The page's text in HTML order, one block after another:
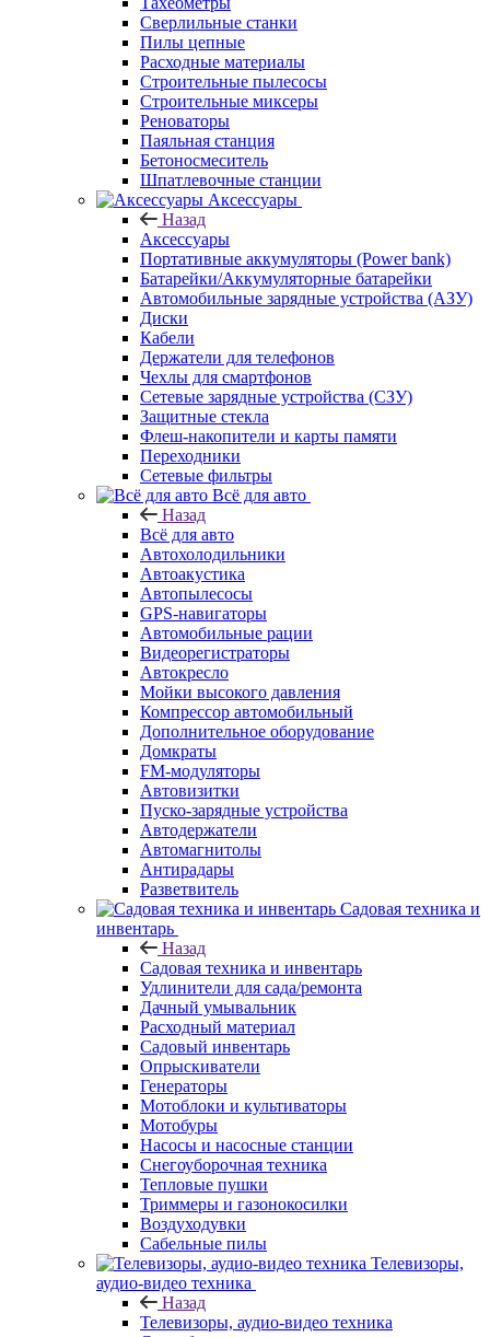
Сверлильные станки
Пилы цепные
Расходные материалы
Строительные пылесосы
Строительные миксеры
Реноваторы
Паяльная станция
Бетоносмеситель
Шпатлевочные станции
Аксессуары
Назад
Аксессуары
Портативные аккумуляторы (Power bank)
Батарейки/Аккумуляторные батарейки
Автомобильные зарядные устройства (АЗУ)
Диски
Кабели
Держатели для телефонов
Чехлы для смартфонов
Сетевые зарядные устройства (СЗУ)
Защитные стекла
Флеш-накопители и карты памяти
Переходники
Сетевые фильтры
Всё для авто
Назад
Всё для авто
Автохолодильники
Автоакустика
Автопылесосы
GPS-навигаторы
Автомобильные рации
Видеорегистраторы
Автокресло
Мойки высокого давления
Компрессор автомобильный
Дополнительное оборудование
Домкраты
FM-модуляторы
Автовизитки
Пуско-зарядные устройства
Автодержатели
Автомагнитолы
Антирадары
Разветвитель
Садовая техника и
инвентарь
Назад
Садовая техника и инвентарь
Удлинители для сада/ремонта
Дачный умывальник
Расходный материал
Садовый инвентарь
Опрыскиватели
Генераторы
Мотоблоки и культиваторы
Мотобуры
Насосы и насосные станции
Снегоуборочная техника
Тепловые пушки
Триммеры и газонокосилки
Воздуходувки
Сабельные пилы
Телевизоры,
аудио-видео техника
Назад
Телевизоры, аудио-видео техника